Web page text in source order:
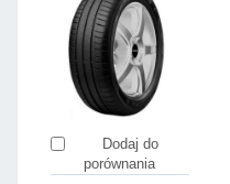
Dodaj do
porównania